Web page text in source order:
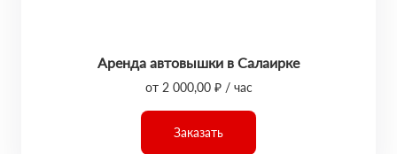
Аренда автовышки в Салаирке
от 2 000,00 ₽ / час
Заказать